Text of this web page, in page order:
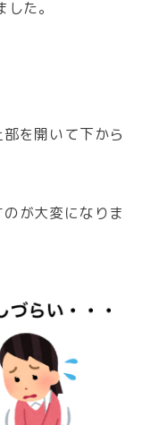
た。
を開いて下から
が大変になりま